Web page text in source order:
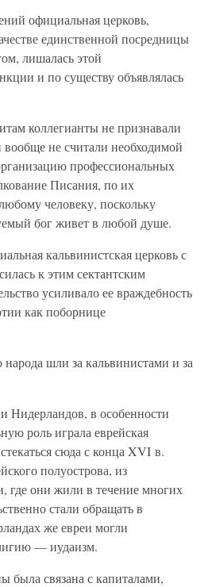
официальная церковь,
единственной посредницы
лишалась этой
и по существу объявлялась
коллегианты не признавали
не считали необходимой
профессиональных
Писания, по их
человеку, поскольку
бог живет в любой душе.
кальвинистская церковь с
к этим сектантским
усиливало ее враждебность
как поборнице
шли за кальвинистами и за
Нидерландов, в особенности
роль играла еврейская
сюда с конца XVI в.
полуострова, из
где они жили в течение многих
стали обращать в
же евреи могли
— иудаизм.
была связана с капиталами,